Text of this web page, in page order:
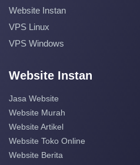
Website Instan
VPS Linux
VPS Windows
Website Instan
Jasa Website
Website Murah
Website Artikel
Website Toko Online
Website Berita